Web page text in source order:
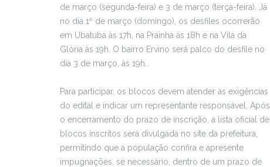
de março (segunda-feira) e 3 de março (terça-feira). Já
no dia 1º de março (domingo), os desfiles ocorrerão
em Ubatuba às 17h, na Prainha às 18h e na Vila da
Glória às 19h. O bairro Ervino será palco do desfile no
dia 3 de março, às 19h.
Para participar, os blocos devem atender às exigências
do edital e indicar um representante responsável. Após
o encerramento do prazo de inscrição, a lista oficial de
blocos inscritos será divulgada no site da prefeitura,
permitindo que a população confira e apresente
impugnações, se necessário, dentro de um prazo de